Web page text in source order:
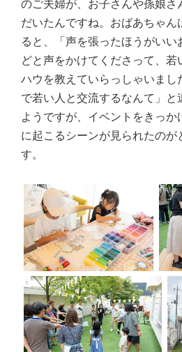
のご夫婦が、お子さんや孫娘さ
だいたんですね。おばあちゃん
ると、「声を張ったほうがいい
どと声をかけてくださって、若
ハウを教えていらっしゃいまし
で若い人と交流するなんて」と
ようですが、イベントをきっか
に起こるシーンが見られたのが
す。